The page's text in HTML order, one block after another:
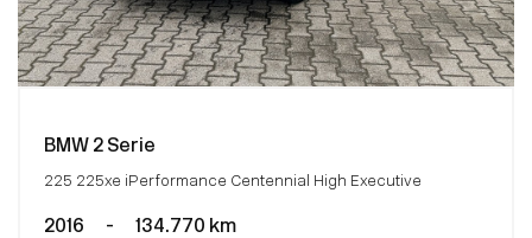
BMW 2 Serie
225 225xe iPerformance Centennial High Executive
2016 - 134.770 km